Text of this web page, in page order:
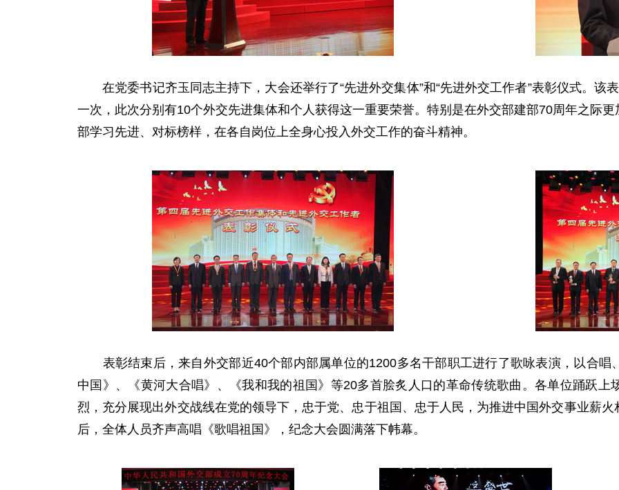
在党委书记齐玉同志主持下，大会还举行了“先进外交集体”和“先进外交工作者”表彰仪式。该
一次，此次分别有10个外交先进集体和个人获得这一重要荣誉。特别是在外交部建部70周年之际
部学习先进、对标榜样，在各自岗位上全身心投入外交工作的奋斗精神。
表彰结束后，来自外交部近40个部内部属单位的1200多名干部职工进行了歌咏表演，以合唱
中国》、《黄河大合唱》、《我和我的祖国》等20多首脍炙人口的革命传统歌曲。各单位踊跃上
烈，充分展现出外交战线在党的领导下，忠于党、忠于祖国、忠于人民，为推进中国外交事业薪
后，全体人员齐声高唱《歌唱祖国》，纪念大会圆满落下帏幕。